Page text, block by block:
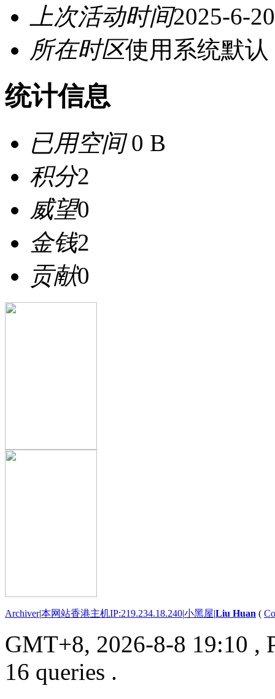
上次活动时间2025-6-
所在时区使用系统默认
统计信息
已用空间0 B
积分2
威望0
金钱2
贡献0
Archiver|本网站香港主机IP:219.234.18.240|小黑屋|Liu Huan (
GMT+8, 2026-8-8 19:10 ,
16 queries .